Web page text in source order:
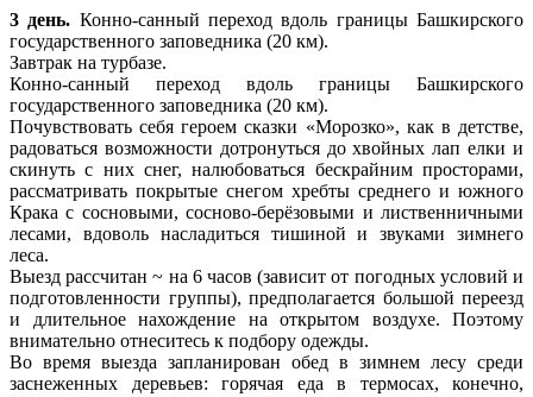
3 день. Конно-санный переход вдоль границы Башкирского
государственного заповедника (20 км).
Завтрак на турбазе.
Конно-санный переход вдоль границы Башкирского
государственного заповедника (20 км).
Почувствовать себя героем сказки «Морозко», как в детстве,
радоваться возможности дотронуться до хвойных лап елки и
скинуть с них снег, налюбоваться бескрайним просторами,
рассматривать покрытые снегом хребты среднего и южного
Крака с сосновыми, сосново-берёзовыми и лиственничными
лесами, вдоволь насладиться тишиной и звуками зимнего
леса.
Выезд рассчитан ~ на 6 часов (зависит от погодных условий и
подготовленности группы), предполагается большой переезд
и длительное нахождение на открытом воздухе. Поэтому
внимательно отнеситесь к подбору одежды.
Во время выезда запланирован обед в зимнем лесу среди
заснеженных деревьев: горячая еда в термосах, конечно,